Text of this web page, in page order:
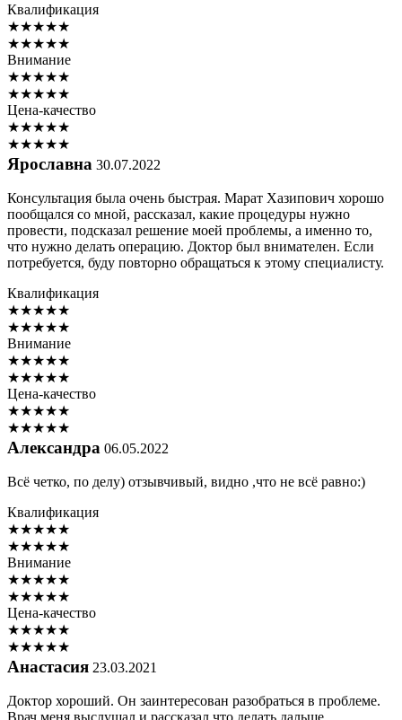
Квалификация
★★★★★
★★★★★
Внимание
★★★★★
★★★★★
Цена-качество
★★★★★
★★★★★
Ярославна 30.07.2022
Консультация была очень быстрая. Марат Хазипович хорошо
пообщался со мной, рассказал, какие процедуры нужно
провести, подсказал решение моей проблемы, а именно то,
что нужно делать операцию. Доктор был внимателен. Если
потребуется, буду повторно обращаться к этому специалисту.
Квалификация
★★★★★
★★★★★
Внимание
★★★★★
★★★★★
Цена-качество
★★★★★
★★★★★
Александра 06.05.2022
Всё четко, по делу) отзывчивый, видно ,что не всё равно:)
Квалификация
★★★★★
★★★★★
Внимание
★★★★★
★★★★★
Цена-качество
★★★★★
★★★★★
Анастасия 23.03.2021
Доктор хороший. Он заинтересован разобраться в проблеме.
Врач меня выслушал и рассказал что делать дальше.